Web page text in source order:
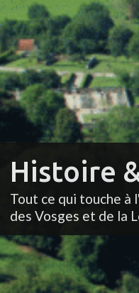
Histoire
Tout ce qui touche
des Vosges et de la